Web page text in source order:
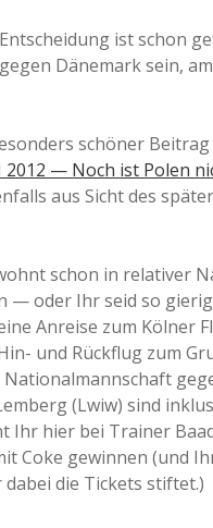
ist schon
Dänemark sein,
schöner
2012 — Noch ist Polen
aus Sicht des
schon in relativer
— oder Ihr seid so
Anreise zum Kölner
und Rückflug zum
(Lwiw) sind
Ihr hier bei Trainer
Coke gewinnen (und
die Tickets stiftet.)